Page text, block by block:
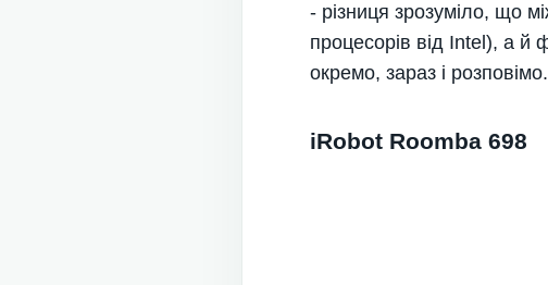
- різниця зрозуміло, що
процесорів від Intel), а й
окремо, зараз і розповімо.
iRobot Roomba 698